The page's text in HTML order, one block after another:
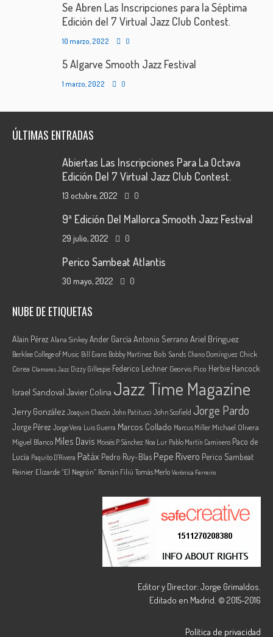
Se Abren Las Inscripciones para la Séptima
Edición del 7 Virtual Jazz Club Contest.
10 marzo, 2022 0
5 Algarve Smooth Jazz Festival
1 marzo, 2022 0
ÚLTIMAS ENTRADAS
Abiertas Las Inscripciones Para La Octava
Edición Del 7 Virtual Jazz Club Contest.
13 octubre, 2022 0
9ª Edición Del Mallorca Smooth Jazz Festival
29 julio, 2022 0
Perico Sambeat Atlantis
30 mayo, 2022 0
NUBE DE ETIQUETAS
Alain Pérez Alana SinkeyAnder García Antonio Serrano Ariel Brínguez
Berklee College of Music Bill Evans Bobby Martínez Bob Sands Chano Domínguez Chick
Corea Clamores Jazz Dizzy Gillespie Federico Lechner Georvis Pico Herbie Hancock
Israel Sandoval Javier Colina Jazz Time Magazine
Jerry González Joaquin Chacón John Patitucci John Scofield Jorge Pardo
Jorge Pérez Jorge Vera Luis Guerra Marcos Collado Marcus Miller Michael Olivera
Miguel Blanco Miles Davis Moisés P. Sánchez Noa Lur Pablo Martín Caminero Paco de
Lucía Paquito D'Rivera Patáx Pedro Ruy-Blas Pepe Rivero Perico Sambeat
Reinier Elizarde “El Negrón” Román Filiú Tomás Merlo Verónica Ferreiro
Editor y Director: Jorge Grimaldos.
Editado en Madrid. © 2015-2016
Política de privacidad